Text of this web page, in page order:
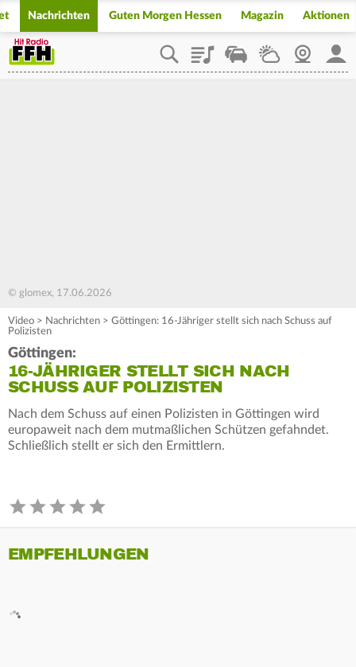
Nachrichten Guten Morgen Hessen Magazin Aktionen
PlaylistStaupilotWetterWebcam
© glomex, 17.06.2026
Video > Nachrichten > Göttingen: 16-Jähriger stellt sich nach Schuss auf
Polizisten
Göttingen:
16-JÄHRIGER STELLT SICH NACH
SCHUSS AUF POLIZISTEN
Nach dem Schuss auf einen Polizisten in Göttingen wird
europaweit nach dem mutmaßlichen Schützen gefahndet.
Schließlich stellt er sich den Ermittlern.
EMPFEHLUNGEN